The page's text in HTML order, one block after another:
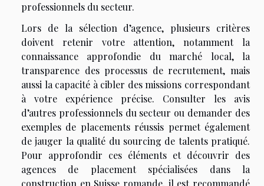
professionnels du secteur.
Lors de la sélection d’agence, plusieurs critères
doivent retenir votre attention, notamment la
connaissance approfondie du marché local, la
transparence des processus de recrutement, mais
aussi la capacité à cibler des missions correspondant
à votre expérience précise. Consulter les avis
d’autres professionnels du secteur ou demander des
exemples de placements réussis permet également
de jauger la qualité du sourcing de talents pratiqué.
Pour approfondir ces éléments et découvrir des
agences de placement spécialisées dans la